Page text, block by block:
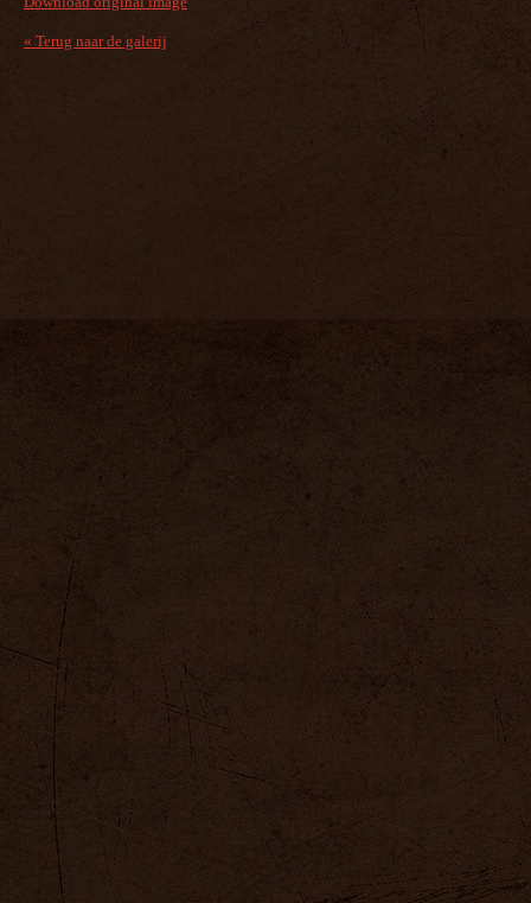
« Terug naar de galerij